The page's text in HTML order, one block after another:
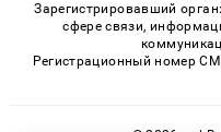
Зарегистрировавший
сфере связи,
Регистрационный номер